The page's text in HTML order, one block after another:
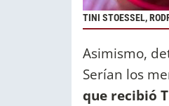
TINI STOESSEL,
Asimismo,
Serían los
que recibió